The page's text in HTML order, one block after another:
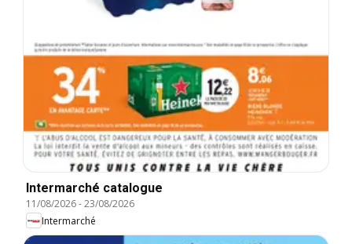
Intermarché catalogue
11/08/2026-23/08/2026
Intermarché